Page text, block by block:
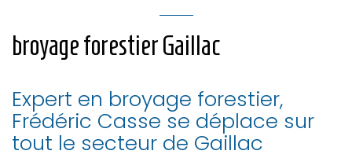
broyage forestier Gaillac
Expert en broyage forestier,
Frédéric Casse se déplace sur
tout le secteur de Gaillac